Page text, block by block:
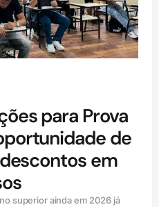
para Prova
de
em
superior ainda em 2026 já